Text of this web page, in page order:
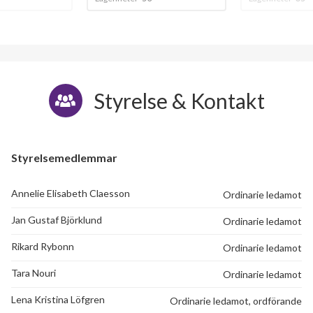
38
lägenheter
Styrelse & Kontakt
Styrelsemedlemmar
Annelie Elisabeth Claesson Ordinarie ledamot
Jan Gustaf Björklund Ordinarie ledamot
Rikard Rybonn Ordinarie ledamot
Tara Nouri Ordinarie ledamot
Lena Kristina Löfgren Ordinarie ledamot, ordförande